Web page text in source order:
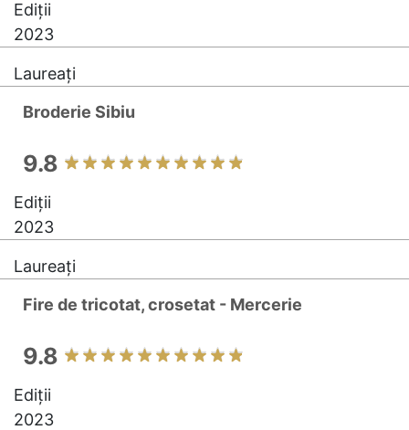
Ediții
2023
Laureați
Broderie Sibiu
9.8
Ediții
2023
Laureați
Fire de tricotat, crosetat - Mercerie
9.8
Ediții
2023